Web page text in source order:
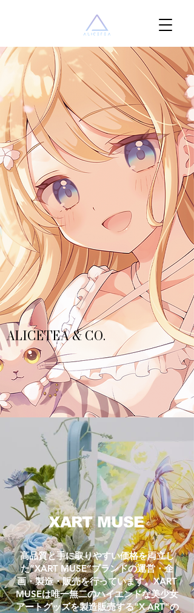
ALICETEA & CO.
XART MUSE
高品質と手に取りやすい価格を両立し
た”XART MUSE”ブランドの運営・企
画・製造・販売を行っています。XART
MUSEは唯一無二のハイエンドな美少女
アートグッズを製造販売する"X ART"の